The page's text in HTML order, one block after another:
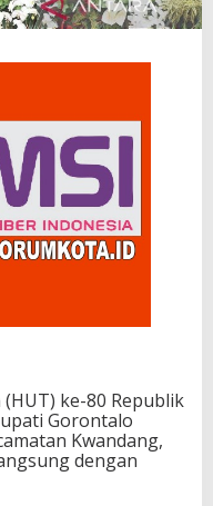
ke-80 Republik
Gorontalo
Kwandang,
dengan